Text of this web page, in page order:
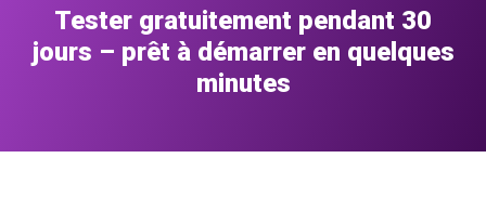
Tester gratuitement pendant 30
jours – prêt à démarrer en quelques
minutes